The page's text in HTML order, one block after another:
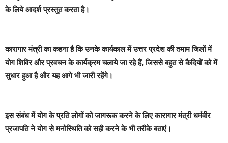
के लिये आदर्श प्रस्तुत करता है।
कारागार मंत्री का कहना है कि उनके कार्यकाल में उत्तर प्रदेश की तमाम जिलों में
योग शिविर और प्रवचन के कार्यक्रम चलाये जा रहे हैं, जिससे बहुत से कैदियों को में
सुधार हुआ है और यह आगे भी जारी रहेंगे।
इस संबंध में योग के प्रति लोगों को जागरूक करने के लिए कारागार मंत्री धर्मवीर
प्रजापति ने योग से मनोस्थिति को सही करने के भी तरीके बताएं।